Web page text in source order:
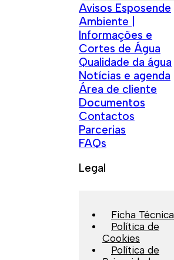
Avisos Esposende
Ambiente |
Informações e
Cortes de Água
Qualidade da água
Notícias e agenda
Área de cliente
Documentos
Contactos
Parcerias
FAQs
Legal
Ficha Técnica
Política de
Cookies
Política de